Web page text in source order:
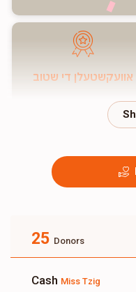
אוועקשטעלן די שטוב
25 Donors
Cash Miss Tzig